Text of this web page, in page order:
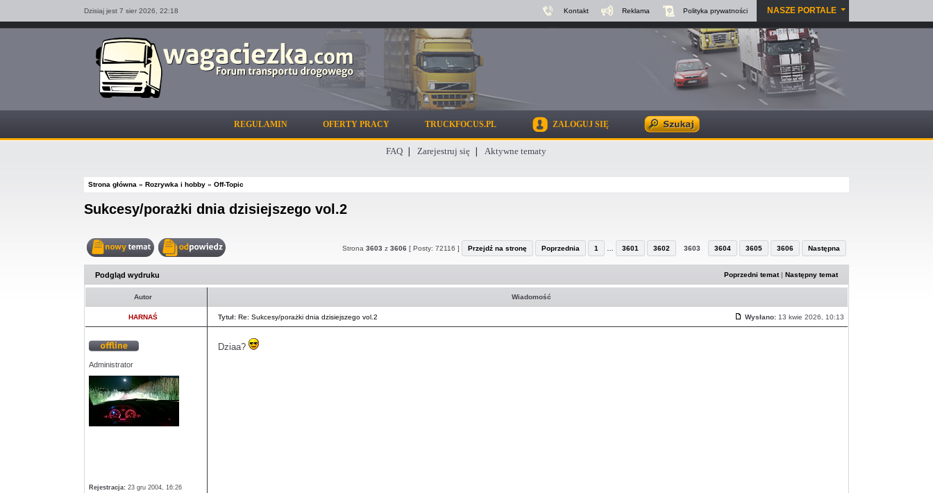
Dzisiaj jest 7 sier 2026, 22:18 Kontakt Reklama Polityka prywatności NASZE PORTALE
REGULAMIN OFERTY PRACY TRUCKFOCUS.PL ZALOGUJ SIĘ
FAQ Zarejestruj się Aktywne tematy
Strona główna » Rozrywka i hobby » Off-Topic
Sukcesy/porażki dnia dzisiejszego vol.2
Strona3603 z3606 [ Posty: 72116 ] Przejdź na stronę Poprzednia 1 3601 3602 3603 3604 3605 3606 Następna
Podgląd wydruku Poprzedni temat|Następny temat
Autor Wiadomość
HARNAŚ Tytuł: Re: Sukcesy/porażki dnia dzisiejszego vol.2
Post
Wysłano: 13 kwie 2026, 10:13
Administrator
Rejestracja: 23 gru 2004, 16:26
Dziaa?